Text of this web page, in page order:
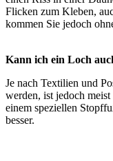
Flicken zum Kleben,
kommen Sie jedoch
Kann ich ein Loch
Je nach Textilien und
werden, ist jedoch
einem speziellen
besser.